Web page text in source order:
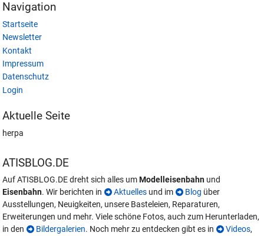
Navigation
Startseite
Newsletter
Kontakt
Impressum
Datenschutz
Login
Aktuelle Seite
herpa
ATISBLOG.DE
Auf ATISBLOG.DE dreht sich alles umModelleisenbahn und
Eisenbahn. Wir berichten in Aktuelles und im Blog über
Ausstellungen, Neuigkeiten, unsere Basteleien, Reparaturen,
Erweiterungen und mehr. Viele schöne Fotos, auch zum Herunterladen,
in den
Bildergalerien. Noch mehr zu entdecken gibt es in Videos,